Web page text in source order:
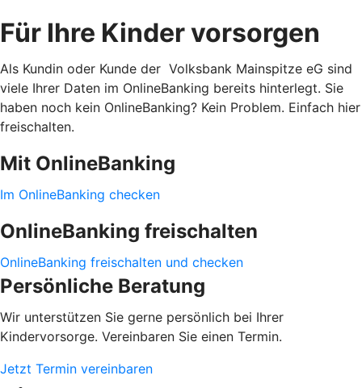
Für Ihre Kinder vorsorgen
Als Kundin oder Kunde der Volksbank Mainspitze eG sind
viele Ihrer Daten im OnlineBanking bereits hinterlegt. Sie
haben noch kein OnlineBanking? Kein Problem. Einfach hier
freischalten.
Mit OnlineBanking
Im OnlineBanking checken
OnlineBanking freischalten
OnlineBanking freischalten und checken
Persönliche Beratung
Wir unterstützen Sie gerne persönlich bei Ihrer
Kindervorsorge. Vereinbaren Sie einen Termin.
Jetzt Termin vereinbaren